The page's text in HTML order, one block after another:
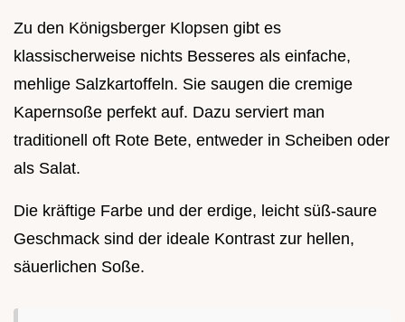
Zu den Königsberger Klopsen gibt es
klassischerweise nichts Besseres als einfache,
mehlige Salzkartoffeln. Sie saugen die cremige
Kapernsoße perfekt auf. Dazu serviert man
traditionell oft Rote Bete, entweder in Scheiben oder
als Salat.
Die kräftige Farbe und der erdige, leicht süß-saure
Geschmack sind der ideale Kontrast zur hellen,
säuerlichen Soße.